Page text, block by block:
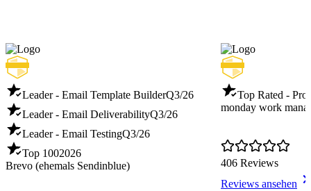
Leader - Email Template BuilderQ3/26
Leader - Email DeliverabilityQ3/26
Leader - Email TestingQ3/26
Top 1002026
Brevo (ehemals Sendinblue)
Top Rated -
monday work
406 Reviews
Reviews ansehen